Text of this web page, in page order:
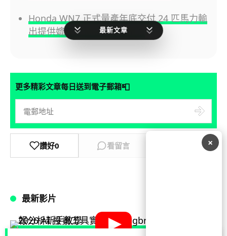
Honda WN7 正式量產年底交付 24 匹馬力輸
出提供媲美 1000cc 級別扭力
更多精彩文章每日送到電子郵箱📮
讚好0 看留言
最新影片
最新文章
×